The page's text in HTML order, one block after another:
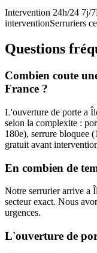
Intervention 24h/24 7j/7
interventionSerruriers
Questions
Combien coute
France ?
L'ouverture de porte a
selon la complexite :
180e), serrure bloquee
gratuit avant
En combien de
Notre serrurier arrive a
secteur exact. Nous
urgences.
L'ouverture de